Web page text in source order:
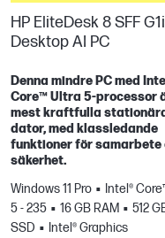
HP EliteDesk 8 SFF G1i
Desktop AI PC
Denna mindre PC med
Core™ Ultra 5‑processor
mest kraftfulla
dator, med klassledande
funktioner för samarbete
säkerhet.
Windows 11 Pro
Intel®
5 - 235
16 GB RAM
512
SSD
Intel® Graphics